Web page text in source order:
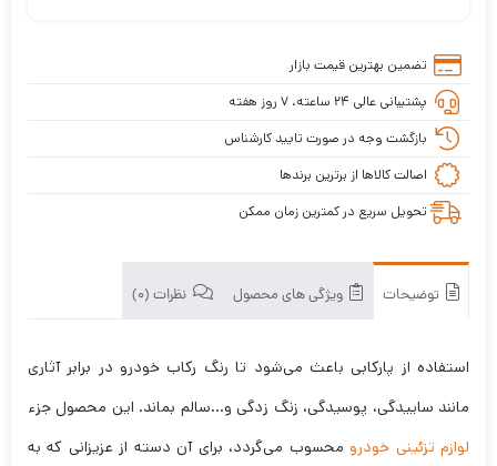
تضمین بهترین قیمت بازار
پشتیبانی عالی ۲۴ ساعته، ۷ روز هفته
بازگشت وجه در صورت تایید کارشناس
اصالت کالاها از برترین برندها
تحویل سریع در کمترین زمان ممکن
توضیحات ویژگی های محصول نظرات (0)
استفاده از پارکابی باعث می‌شود تا رنگ رکاب خودرو در برابر آثاری
مانند ساییدگی، پوسیدگی، زنگ زدگی و…سالم بماند. این محصول جزء
لوازم تزئینی خودرو محسوب می‌گردد، برای آن دسته از عزیزانی که به